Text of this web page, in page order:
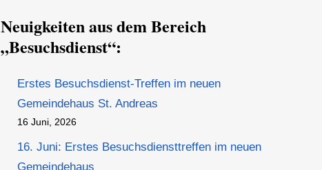
Neuigkeiten aus dem Bereich
„Besuchsdienst“:
Erstes Besuchsdienst-Treffen im neuen
Gemeindehaus St. Andreas
16 Juni, 2026
16. Juni: Erstes Besuchsdiensttreffen im neuen
Gemeindehaus